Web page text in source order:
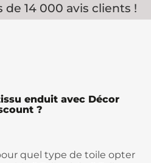
de 14 000 avis clients !
enduit avec Décor
?
quel type de toile opter